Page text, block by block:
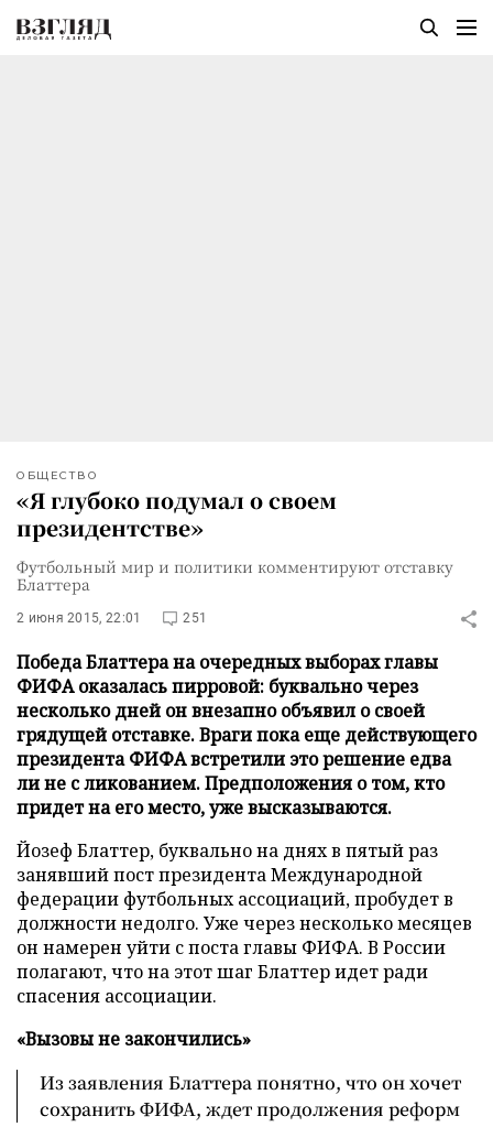
ОБЩЕСТВО
«Я глубоко подумал о своем
президентстве»
Футбольный мир и политики комментируют отставку
Блаттера
2 июня 2015, 22:01 251
Победа Блаттера на очередных выборах главы
ФИФА оказалась пирровой: буквально через
несколько дней он внезапно объявил о своей
грядущей отставке. Враги пока еще действующего
президента ФИФА встретили это решение едва
ли не с ликованием. Предположения о том, кто
придет на его место, уже высказываются.
Йозеф Блаттер, буквально на днях в пятый раз
занявший пост президента Международной
федерации футбольных ассоциаций, пробудет в
должности недолго. Уже через несколько месяцев
он намерен уйти с поста главы ФИФА. В России
полагают, что на этот шаг Блаттер идет ради
спасения ассоциации.
«Вызовы не закончились»
Из заявления Блаттера понятно, что он хочет
сохранить ФИФА, ждет продолжения реформ